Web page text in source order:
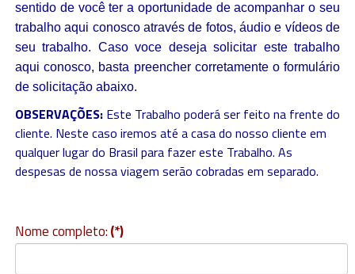
sentido de você ter a oportunidade de acompanhar o seu
trabalho aqui conosco através de fotos, áudio e vídeos de
seu trabalho. Caso voce deseja solicitar este trabalho
aqui conosco, basta preencher corretamente o formulário
de solicitação abaixo.
OBSERVAÇÕES: Este Trabalho poderá ser feito na frente do
cliente. Neste caso iremos até a casa do nosso cliente em
qualquer lugar do Brasil para fazer este Trabalho. As
despesas de nossa viagem serão cobradas em separado.
Nome completo:(*)